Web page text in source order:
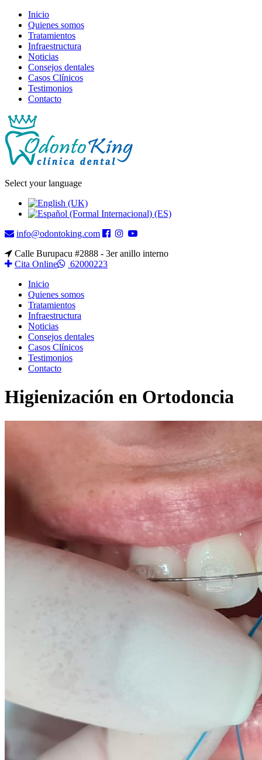
Inicio
Quienes somos
Tratamientos
Infraestructura
Noticias
Consejos dentales
Casos Clínicos
Testimonios
Contacto
Select your language
info@odontoking.com
Calle Burupacu #2888 - 3er anillo interno
Cita Online
62000223
Inicio
Quienes somos
Tratamientos
Infraestructura
Noticias
Consejos dentales
Casos Clínicos
Testimonios
Contacto
Higienización en Ortodoncia